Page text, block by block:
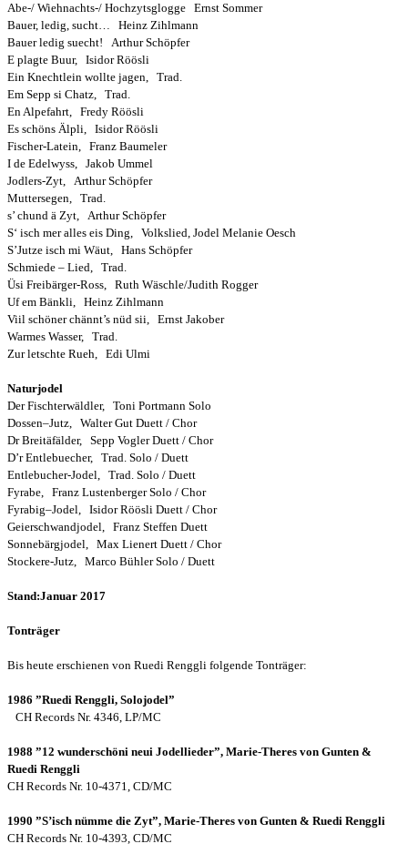
Abe-/ Wiehnachts-/ Hochzytsglogge Ernst Sommer
Bauer, ledig, sucht… Heinz Zihlmann
Bauer ledig suecht! Arthur Schöpfer
E plagte Buur, Isidor Röösli
Ein Knechtlein wollte jagen, Trad.
Em Sepp si Chatz, Trad.
En Alpefahrt, Fredy Röösli
Es schöns Älpli, Isidor Röösli
Fischer-Latein, Franz Baumeler
I de Edelwyss, Jakob Ummel
Jodlers-Zyt, Arthur Schöpfer
Muttersegen, Trad.
s’ chund ä Zyt, Arthur Schöpfer
S‘ isch mer alles eis Ding, Volkslied, Jodel Melanie Oesch
S’Jutze isch mi Wäut, Hans Schöpfer
Schmiede – Lied, Trad.
Üsi Freibärger-Ross, Ruth Wäschle/Judith Rogger
Uf em Bänkli, Heinz Zihlmann
Viil schöner chännt’s nüd sii, Ernst Jakober
Warmes Wasser, Trad.
Zur letschte Rueh, Edi Ulmi
Naturjodel
Der Fischterwäldler, Toni Portmann Solo
Dossen–Jutz, Walter Gut Duett / Chor
Dr Breitäfälder, Sepp Vogler Duett / Chor
D’r Entlebuecher, Trad. Solo / Duett
Entlebucher-Jodel, Trad. Solo / Duett
Fyrabe, Franz Lustenberger Solo / Chor
Fyrabig–Jodel, Isidor Röösli Duett / Chor
Geierschwandjodel, Franz Steffen Duett
Sonnebärgjodel, Max Lienert Duett / Chor
Stockere-Jutz, Marco Bühler Solo / Duett
Stand:Januar 2017
Tonträger
Bis heute erschienen von Ruedi Renggli folgende Tonträger:
1986 ”Ruedi Renggli, Solojodel”
CH Records Nr. 4346, LP/MC
1988 ”12 wunderschöni neui Jodellieder”, Marie-Theres von Gunten &
Ruedi Renggli
CH Records Nr. 10-4371, CD/MC
1990 ”S’isch nümme die Zyt”, Marie-Theres von Gunten & Ruedi Renggli
CH Records Nr. 10-4393, CD/MC